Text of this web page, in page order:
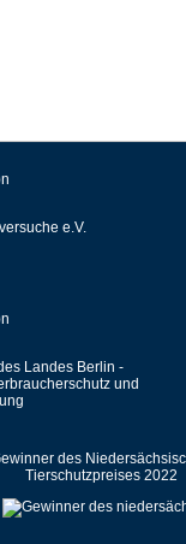
des
Tierschutzpreises 2022